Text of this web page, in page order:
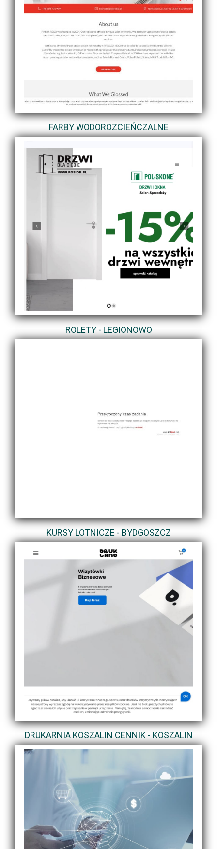
FARBY WODOROZCIEŃCZALNE
ROLETY - LEGIONOWO
KURSY LOTNICZE - BYDGOSZCZ
DRUKARNIA KOSZALIN CENNIK - KOSZALIN